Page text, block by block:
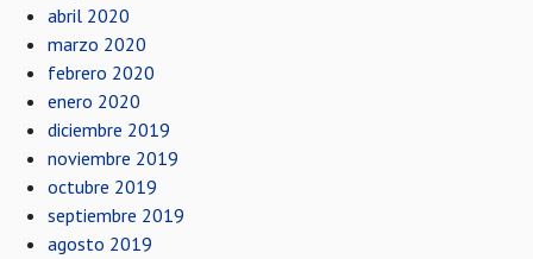
abril 2020
marzo 2020
febrero 2020
enero 2020
diciembre 2019
noviembre 2019
octubre 2019
septiembre 2019
agosto 2019